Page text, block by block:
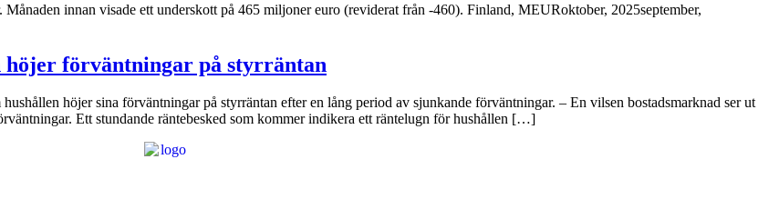
innan visade ett underskott på 465 miljoner euro (reviderat från -460). Finland, MEURoktober, 2025september,
höjer förväntningar på styrräntan
höjer sina förväntningar på styrräntan efter en lång period av sjunkande förväntningar. – En vilsen bostadsmarknad ser ut
Ett stundande räntebesked som kommer indikera ett räntelugn för hushållen […]